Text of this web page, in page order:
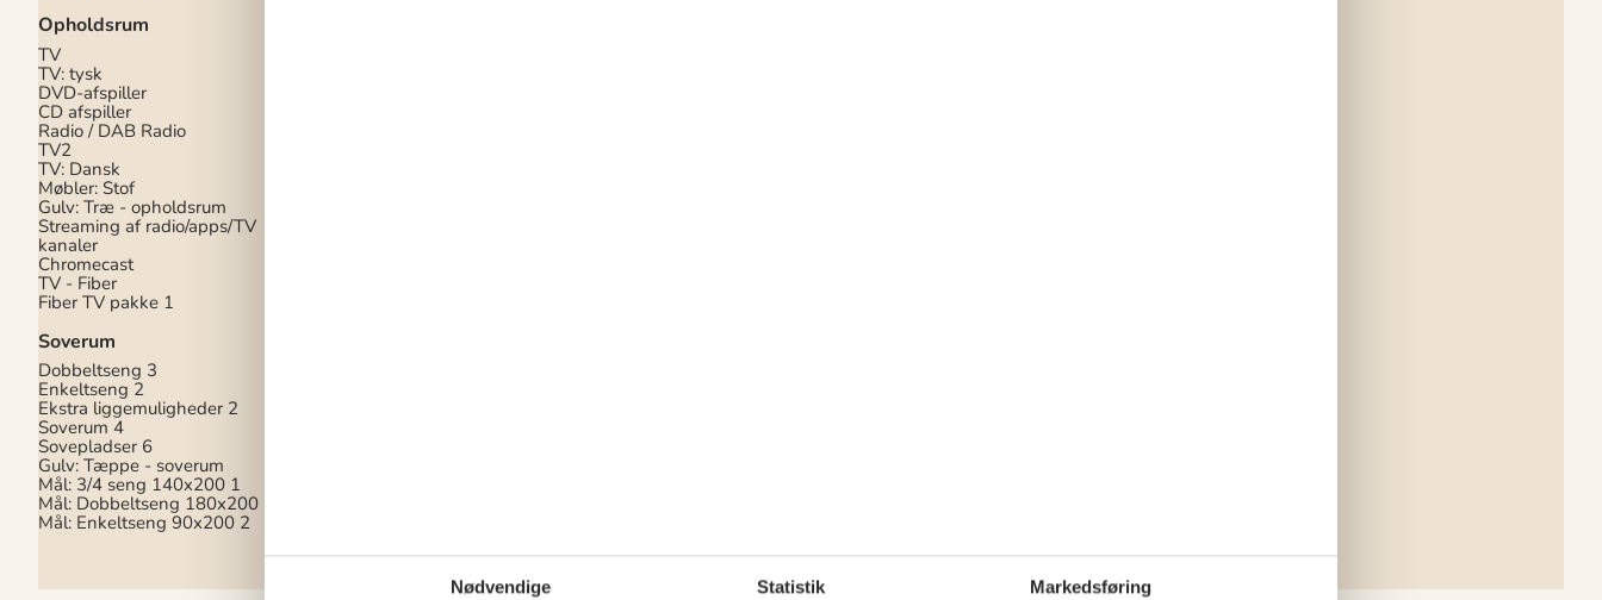
Opholdsrum
TV
TV: tysk
DVD-afspiller
CD afspiller
Radio / DAB Radio
TV2
TV: Dansk
Møbler: Stof
Gulv: Træ - opholdsrum
Streaming af radio/apps/TV
kanaler
Chromecast
TV - Fiber
Fiber TV pakke 1
Soverum
Dobbeltseng 3
Enkeltseng 2
Ekstra liggemuligheder 2
Soverum 4
Sovepladser 6
Gulv: Tæppe - soverum
Mål: 3/4 seng 140x200 1
Mål: Dobbeltseng 180x200
Mål: Enkeltseng 90x200 2
Nødvendige Statistik Markedsføring